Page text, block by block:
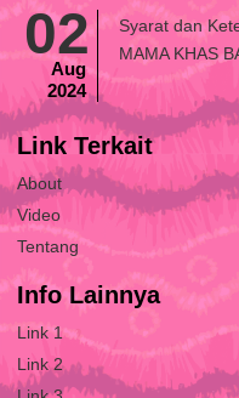
02
Aug
2024
Syarat dan
MAMA KHAS
Link Terkait
About
Video
Tentang
Info Lainnya
Link 1
Link 2